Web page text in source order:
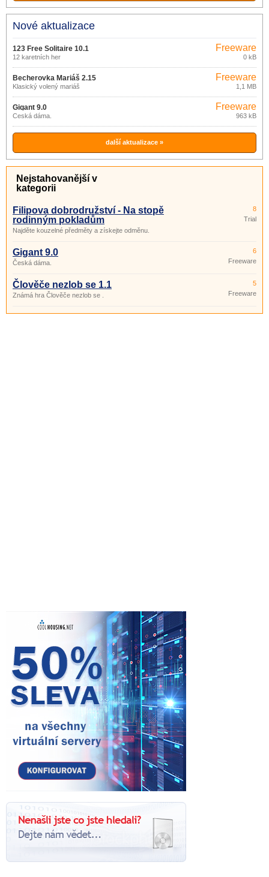
Nové aktualizace
123 Free Solitaire 10.1
12 karetních her
Freeware
0 kB
Becherovka Mariáš 2.15
Klasický volený mariáš
Freeware
1,1 MB
Gigant 9.0
Česká dáma.
Freeware
963 kB
další aktualizace »
Nejstahovanější v
kategorii
Filipova dobrodružství - Na stopě
rodinným pokladům
Najděte kouzelné předměty a získejte odměnu.
8
Trial
Gigant 9.0
Česká dáma.
6
Freeware
Člověče nezlob se 1.1
Známá hra Člověče nezlob se .
5
Freeware